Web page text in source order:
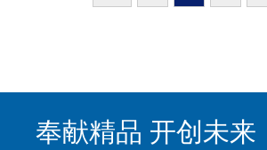
奉献精品 开创未来